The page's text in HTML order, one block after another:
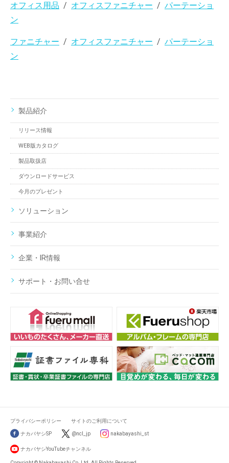
オフィス用品 オフィスファニチャー
パーテーショ
ン
ファニチャー オフィスファニチャー
パーテーショ
ン
製品紹介
リリース情報
WEB版カタログ
製品取扱店
ダウンロードサービス
今月のプレゼント
ソリューション
事業紹介
企業・IR情報
サポート・お問い合せ
プライバシーポリシー サイトのご利用について
ナカバヤシSP @ncl_jp nakabayashi_st
ナカバヤシYouTubeチャンネル